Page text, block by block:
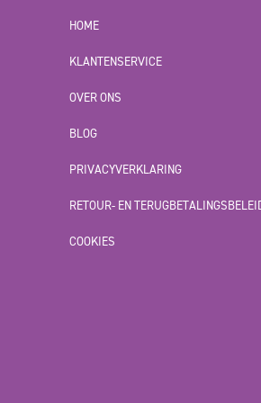
HOME
KLANTENSERVICE
OVER ONS
BLOG
PRIVACYVERKLARING
RETOUR- EN
COOKIES